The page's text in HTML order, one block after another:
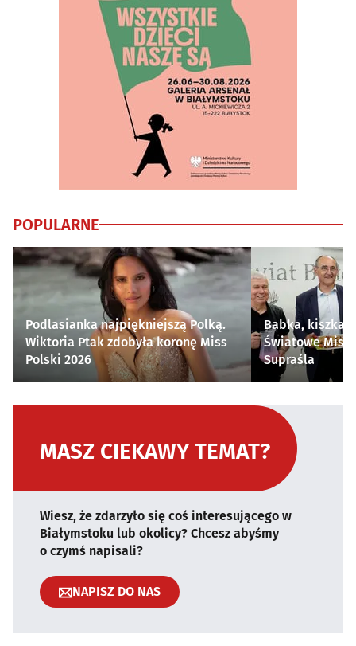
POPULARNE
Podlasianka najpiękniejszą Polką.
Wiktoria Ptak zdobyła koronę Miss
Polski 2026
Babka, kiszka i
Światowe
Supraśla
MASZ CIEKAWY TEMAT?
Wiesz, że zdarzyło się coś interesującego w
Białymstoku lub okolicy? Chcesz abyśmy
o czymś napisali?
NAPISZ DO NAS